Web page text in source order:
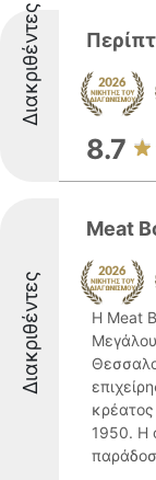
Διακριθέντες
8.7
Διακριθέντες
Meat
Η Meat
1950. Η